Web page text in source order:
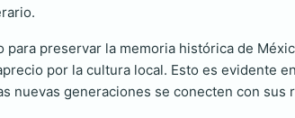
preservar la memoria histórica de
por la cultura local. Esto es evidente
nuevas generaciones se conecten con sus